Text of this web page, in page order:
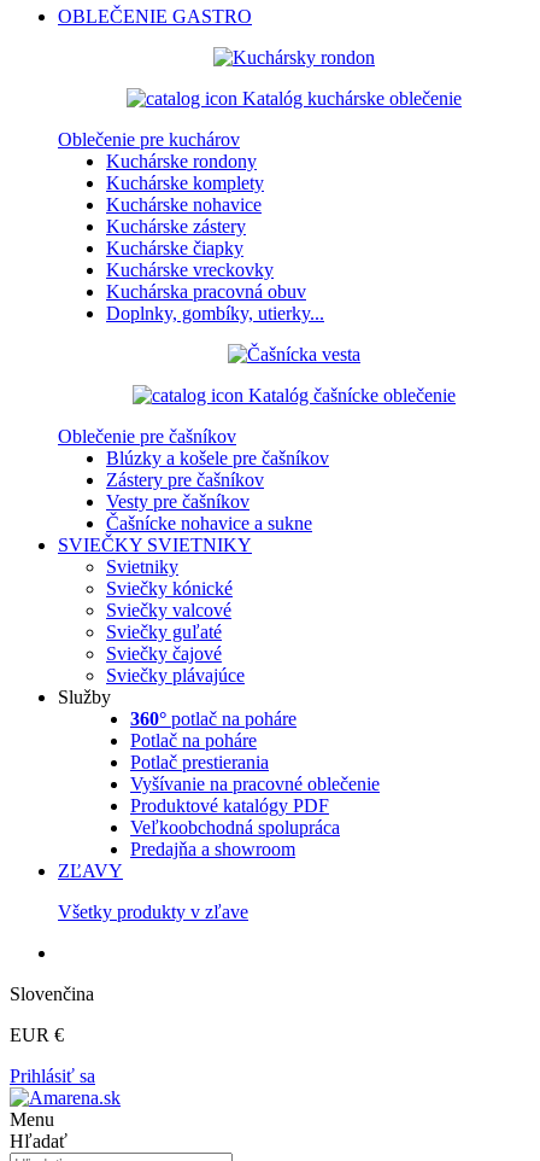
OBLEČENIE GASTRO
Katalóg kuchárske oblečenie
Oblečenie pre kuchárov
Kuchárske rondony
Kuchárske komplety
Kuchárske nohavice
Kuchárske zástery
Kuchárske čiapky
Kuchárske vreckovky
Kuchárska pracovná obuv
Doplnky, gombíky, utierky...
Katalóg čašnícke oblečenie
Oblečenie pre čašníkov
Blúzky a košele pre čašníkov
Zástery pre čašníkov
Vesty pre čašníkov
Čašnícke nohavice a sukne
SVIEČKY SVIETNIKY
Svietniky
Sviečky kónické
Sviečky valcové
Sviečky guľaté
Sviečky čajové
Sviečky plávajúce
Služby
360° potlač na poháre
Potlač na poháre
Potlač prestierania
Vyšívanie na pracovné oblečenie
Produktové katalógy PDF
Veľkoobchodná spolupráca
Predajňa a showroom
ZĽAVY
Všetky produkty v zľave
Slovenčina
EUR €
Prihlásiť sa
Menu
Hľadať